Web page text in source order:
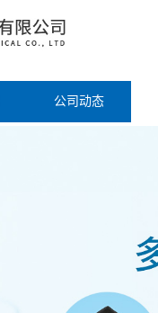
公司动态